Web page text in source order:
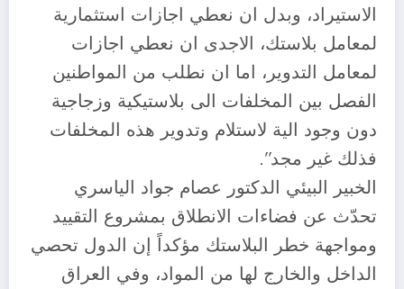
الاستيراد، وبدل ان نعطي اجازات استثمارية
لمعامل بلاستك، الاجدى ان نعطي اجازات
لمعامل التدوير، اما ان نطلب من المواطنين
الفصل بين المخلفات الى بلاستيكية وزجاجية
دون وجود الية لاستلام وتدوير هذه المخلفات
فذلك غير مجد”.
الخبير البيئي الدكتور عصام جواد الياسري
تحدّث عن فضاءات الانطلاق بمشروع التقييد
ومواجهة خطر البلاستك مؤكداً إن الدول تحصي
الداخل والخارج لها من المواد، وفي العراق